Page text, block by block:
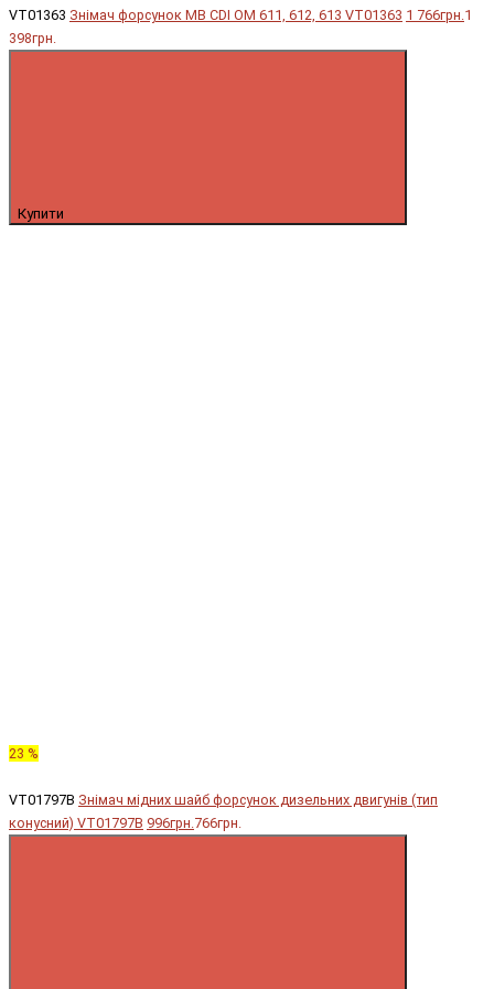
VT01363 Знімач форсунок MB CDI OM 611, 612, 613 VT01363 1 766грн.1
398грн.
Купити
23 %
VT01797B Знімач мідних шайб форсунок дизельних двигунів (тип
конусний) VT01797B 996грн.766грн.